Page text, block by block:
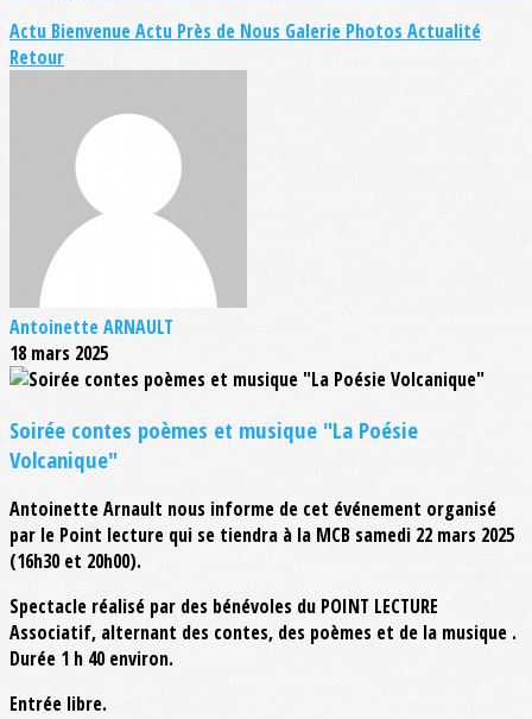
Actu BienvenueActu Près de Nous Galerie Photos Actualité
Retour
Antoinette ARNAULT
18 mars 2025
Soirée contes poèmes et musique "La Poésie
Volcanique"
Antoinette Arnault nous informe de cet événement organisé
par le Point lecture qui se tiendra à la MCB samedi 22 mars 2025
(16h30 et 20h00).
Spectacle réalisé par des bénévoles du POINT LECTURE
Associatif, alternant des contes, des poèmes et de la musique .
Durée 1 h 40 environ.
Entrée libre.